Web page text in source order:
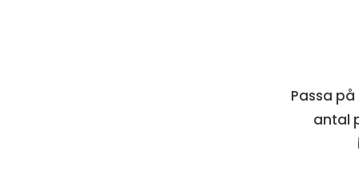
Passa
antal